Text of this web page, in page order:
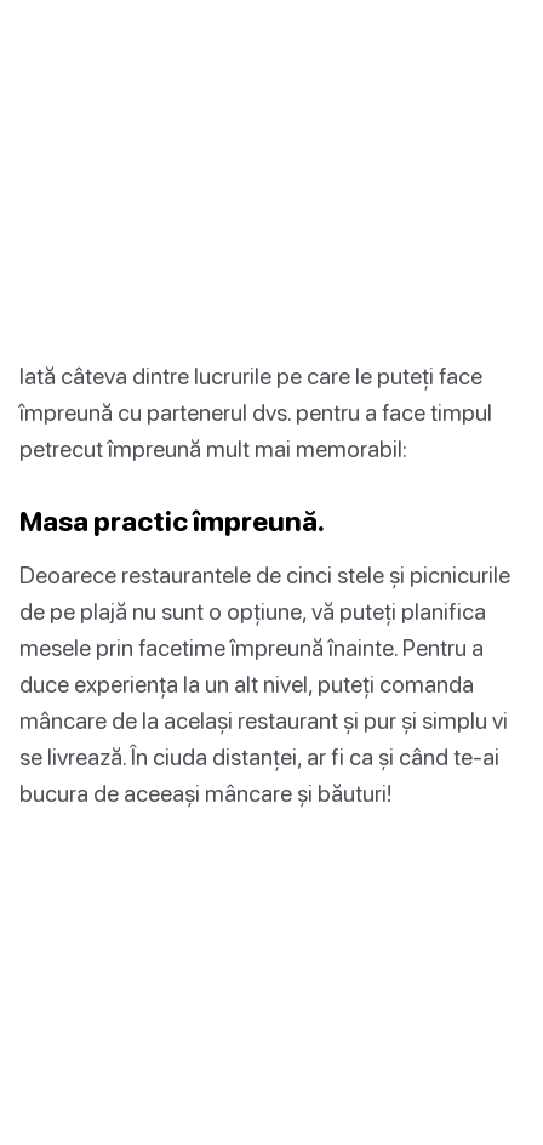
Iată câteva dintre lucrurile pe care le puteți face
împreună cu partenerul dvs. pentru a face timpul
petrecut împreună mult mai memorabil:
Masa practic împreună.
Deoarece restaurantele de cinci stele și picnicurile
de pe plajă nu sunt o opțiune, vă puteți planifica
mesele prin facetime împreună înainte. Pentru a
duce experiența la un alt nivel, puteți comanda
mâncare de la același restaurant și pur și simplu vi
se livrează. În ciuda distanței, ar fi ca și când te-ai
bucura de aceeași mâncare și băuturi!